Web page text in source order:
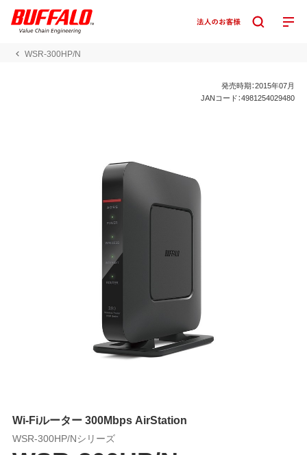
WSR-300HP/N
発売時期：2015年07月
JANコード：4981254029480
Wi-Fiルーター 300Mbps AirStation
WSR-300HP/Nシリーズ